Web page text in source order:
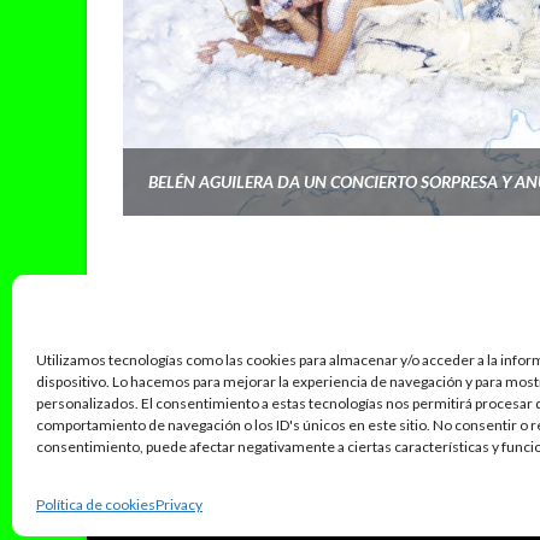
Utilizamos tecnologías como las cookies para almacenar y/o acceder a la
dispositivo. Lo hacemos para mejorar la experiencia de navegación y para
personalizados. El consentimiento a estas tecnologías nos permitirá procesar
comportamiento de navegación o los ID's únicos en este sitio. No consentir o
consentimiento, puede afectar negativamente a ciertas características y
Política de cookiesPrivacy
POLITICA PRIVACIDAD POLÍTICA DE CORRECCIONES